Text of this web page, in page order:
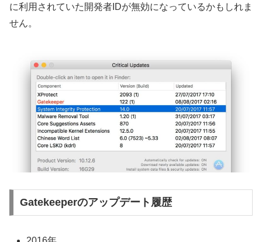
に利用されていた開発者IDが無効になっているかもしれま
せん。
Gatekeeperのアップデート履歴